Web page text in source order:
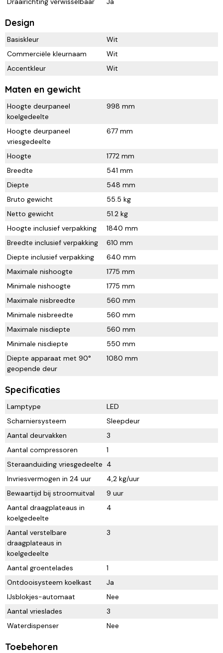
Design
Basiskleur
Wit
Commerciële kleurnaam
Wit
Accentkleur
Wit
Maten en gewicht
Hoogte deurpaneel
koelgedeelte
998 mm
Hoogte deurpaneel
vriesgedeelte
677 mm
Hoogte
1772 mm
Breedte
541 mm
Diepte
548 mm
Bruto gewicht
55.5 kg
Netto gewicht
51.2 kg
Hoogte inclusief verpakking
1840 mm
Breedte inclusief verpakking
610 mm
Diepte inclusief verpakking
640 mm
Maximale nishoogte
1775 mm
Minimale nishoogte
1775 mm
Maximale nisbreedte
560 mm
Minimale nisbreedte
560 mm
Maximale nisdiepte
560 mm
Minimale nisdiepte
550 mm
Diepte apparaat met 90°
geopende deur
1080 mm
Specificaties
Lamptype
LED
Scharniersysteem
Sleepdeur
Aantal deurvakken
3
Aantal compressoren
1
Steraanduiding vriesgedeelte 4
Invriesvermogen in 24 uur
4,2 kg/uur
Bewaartijd bij stroomuitval
9 uur
Aantal draagplateaus in
koelgedeelte
4
Aantal verstelbare
draagplateaus in
koelgedeelte
3
Aantal groentelades
1
Ontdooisysteem koelkast
Ja
IJsblokjes-automaat
Nee
Aantal vrieslades
3
Waterdispenser
Nee
Toebehoren